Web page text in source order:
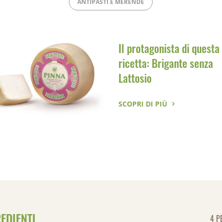
ANTIPASTI E MERENDE
Il protagonista di questa
ricetta: Brigante senza
Lattosio
SCOPRI DI PIÙ
4